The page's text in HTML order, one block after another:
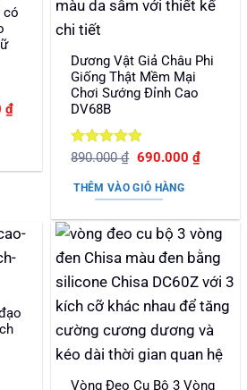
có
₫.
₫Giá
hiện
840.000 ₫.
Dương Vật Giả Châu Phi
Giống Thật Mềm Mại
Chơi Sướng Đỉnh Cao
DV68B
Được xếp
sao
890.000₫ Giá
là:
890.000 ₫.
690.000 ₫Giá
hiện
THÊM VÀO GIỎ HÀNG
Vòng Đeo Cu Bộ 3 Vòng